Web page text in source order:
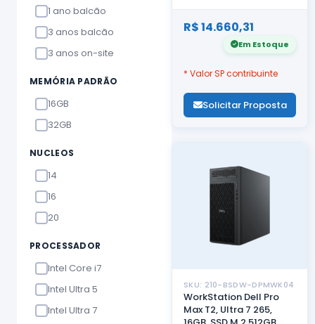
1 ano balcão
3 anos balcão
3 anos on-site
MEMÓRIA PADRÃO
16GB
32GB
NUCLEOS
14
16
20
PROCESSADOR
Intel Core i7
Intel Ultra 5
Intel Ultra 7
R$ 14.660,31
Em Estoque
* Valor SP contribuinte
Solicitar Proposta
SKU: 210-BSDW-DPMWK04
WorkStation Dell Pro
Max T2, Ultra 7 265,